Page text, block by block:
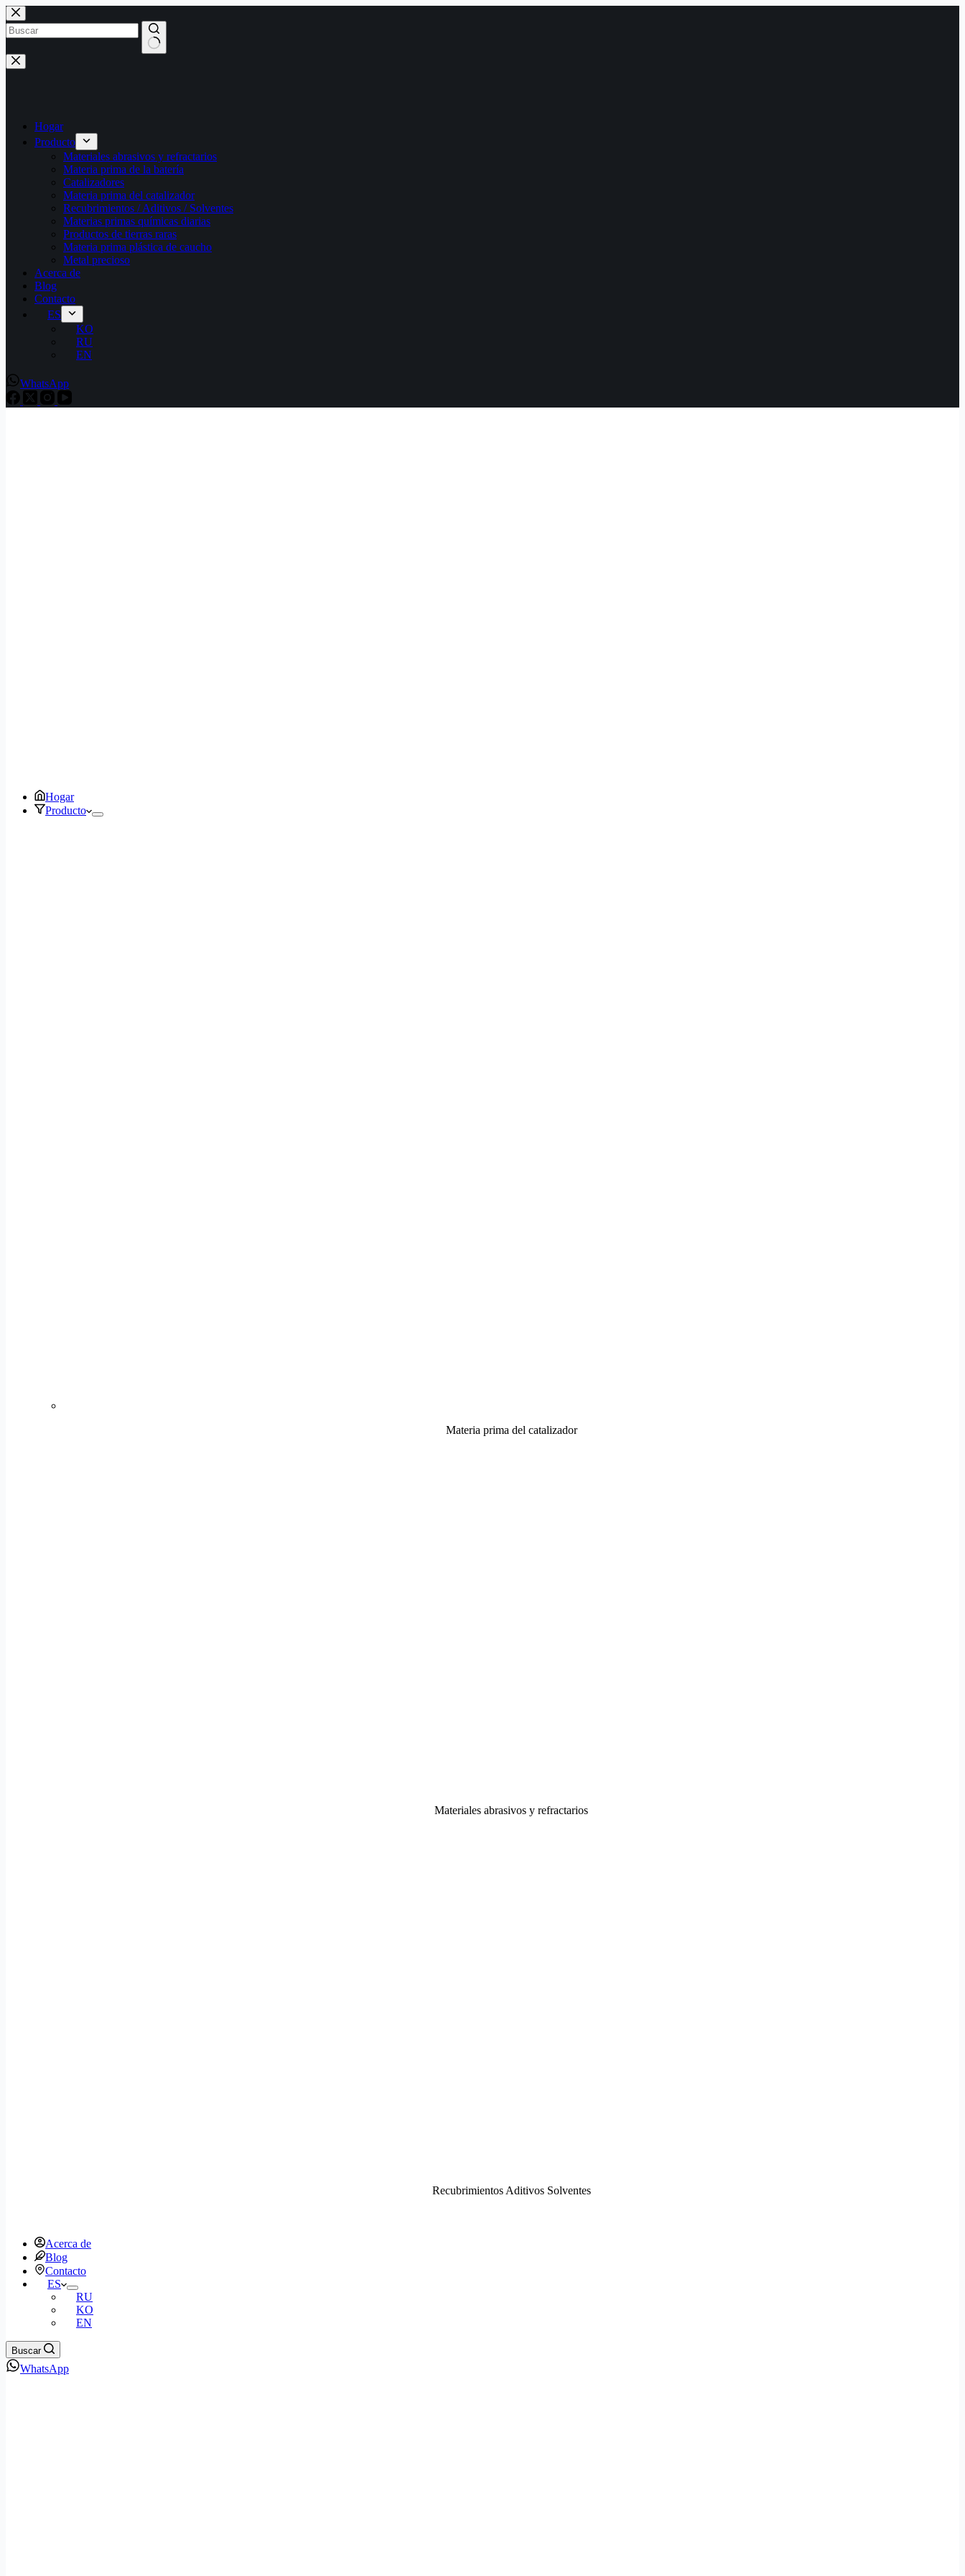
Saltar
al
contenido
Sin
resultados
Hogar
Producto
Materiales abrasivos y refractarios
Materia prima de la batería
Catalizadores
Materia prima del catalizador
Recubrimientos / Aditivos / Solventes
Materias primas químicas diarias
Productos de tierras raras
Materia prima plástica de caucho
Metal precioso
Acerca de
Blog
Contacto
ES
KO
RU
EN
WhatsApp
Hogar
Producto
Materia prima del catalizador
Materiales abrasivos y refractarios
Recubrimientos Aditivos Solventes
Acerca de
Blog
Contacto
ES
RU
KO
EN
Buscar
WhatsApp